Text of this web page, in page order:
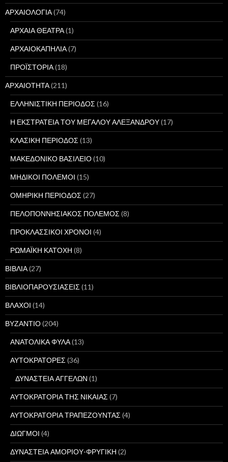
ΑΡΧΑΙΟΛΟΓΙΑ(74)
ΑΡΧΑΙΑ ΘΕΑΤΡΑ(1)
ΑΡΧΑΙΟΚΑΠΗΛΙΑ(7)
ΠΡΟΪΣΤΟΡΙΑ(18)
ΑΡΧΑΙΟΤΗΤΑ(211)
ΕΛΛΗΝΙΣΤΙΚΗ ΠΕΡΙΟΔΟΣ (16)
Η ΕΚΣΤΡΑΤΕΙΑ ΤΟΥ ΜΕΓΑΛΟΥ ΑΛΕΞΑΝΔΡΟΥ(17)
ΚΛΑΣΙΚΗ ΠΕΡΙΟΔΟΣ (13)
ΜΑΚΕΔΟΝΙΚΟ ΒΑΣΙΛΕΙΟ(10)
ΜΗΔΙΚΟΙ ΠΟΛΕΜΟΙ (15)
ΟΜΗΡΙΚΗ ΠΕΡΙΟΔΟΣ (27)
ΠΕΛΟΠΟΝΝΗΣΙΑΚΟΣ ΠΟΛΕΜΟΣ (8)
ΠΡΟΚΛΑΣΣΙΚΟΙ ΧΡΟΝΟΙ (4)
ΡΩΜΑΪΚΗ ΚΑΤΟΧΗ (8)
ΒΙΒΛΙΑ(27)
ΒΙΒΛΙΟΠΑΡΟΥΣΙΑΣΕΙΣ (11)
ΒΛΑΧΟΙ (14)
ΒΥΖΑΝΤΙΟ(204)
ΑΝΑΤΟΛΙΚΑ ΦΥΛΑ(13)
ΑΥΤΟΚΡΑΤΟΡΕΣ (36)
ΔΥΝΑΣΤΕΙΑ ΑΓΓΕΛΩΝ (1)
ΑΥΤΟΚΡΑΤΟΡΙΑ ΤΗΣ ΝΙΚΑΙΑΣ (7)
ΑΥΤΟΚΡΑΤΟΡΙΑ ΤΡΑΠΕΖΟΥΝΤΑΣ (4)
ΔΙΩΓΜΟΙ (4)
ΔΥΝΑΣΤΕΙΑ ΑΜΟΡΙΟΥ-ΦΡΥΓΙΚΗ (2)